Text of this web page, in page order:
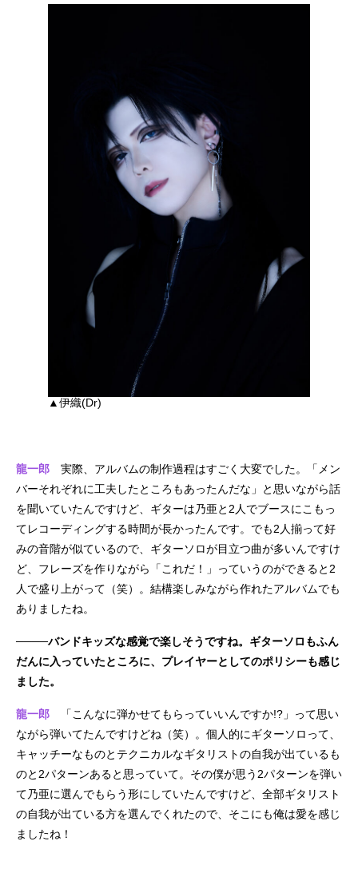
▲伊織(Dr)
龍一郎 実際、アルバムの制作過程はすごく大変でした。「メン
バーそれぞれに工夫したところもあったんだな」と思いながら話
を聞いていたんですけど、ギターは乃亜と2人でブースにこもっ
てレコーディングする時間が長かったんです。でも2人揃って好
みの音階が似ているので、ギターソロが目立つ曲が多いんですけ
ど、フレーズを作りながら「これだ！」っていうのができると2
人で盛り上がって（笑）。結構楽しみながら作れたアルバムでも
ありましたね。
────バンドキッズな感覚で楽しそうですね。ギターソロもふん
だんに入っていたところに、プレイヤーとしてのポリシーも感じ
ました。
龍一郎 「こんなに弾かせてもらっていいんですか!?」って思い
ながら弾いてたんですけどね（笑）。個人的にギターソロって、
キャッチーなものとテクニカルなギタリストの自我が出ているも
のと2パターンあると思っていて。その僕が思う2パターンを弾い
て乃亜に選んでもらう形にしていたんですけど、全部ギタリスト
の自我が出ている方を選んでくれたので、そこにも俺は愛を感じ
ましたね！